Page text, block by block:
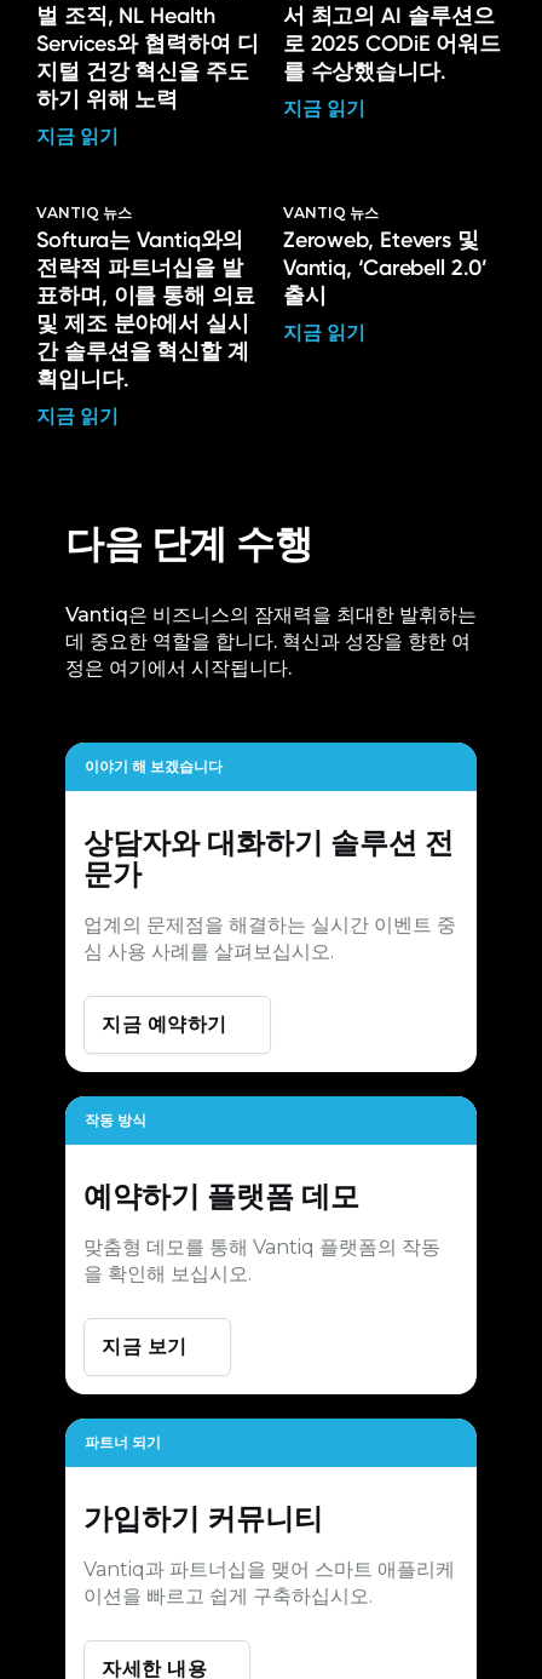
벌 조직, NL Health
Services와 협력하여 디
지털 건강 혁신을 주도
하기 위해 노력
지금 읽기
서 최고의 AI 솔루션으
로 2025 CODiE 어워드
를 수상했습니다.
지금 읽기
VANTIQ 뉴스
Softura는 Vantiq와의
전략적 파트너십을 발
표하며, 이를 통해 의료
및 제조 분야에서 실시
간 솔루션을 혁신할 계
획입니다.
지금 읽기
VANTIQ 뉴스
Zeroweb, Etevers 및
Vantiq, ‘Carebell 2.0’
출시
지금 읽기
다음 단계 수행
Vantiq은 비즈니스의 잠재력을 최대한 발휘하는
데 중요한 역할을 합니다. 혁신과 성장을 향한 여
정은 여기에서 시작됩니다.
이야기 해 보겠습니다
상담자와 대화하기 솔루션 전
문가
업계의 문제점을 해결하는 실시간 이벤트 중
심 사용 사례를 살펴보십시오.
지금 예약하기
작동 방식
예약하기 플랫폼 데모
맞춤형 데모를 통해 Vantiq 플랫폼의 작동
을 확인해 보십시오.
지금 보기
파트너 되기
가입하기 커뮤니티
Vantiq과 파트너십을 맺어 스마트 애플리케
이션을 빠르고 쉽게 구축하십시오.
자세한 내용